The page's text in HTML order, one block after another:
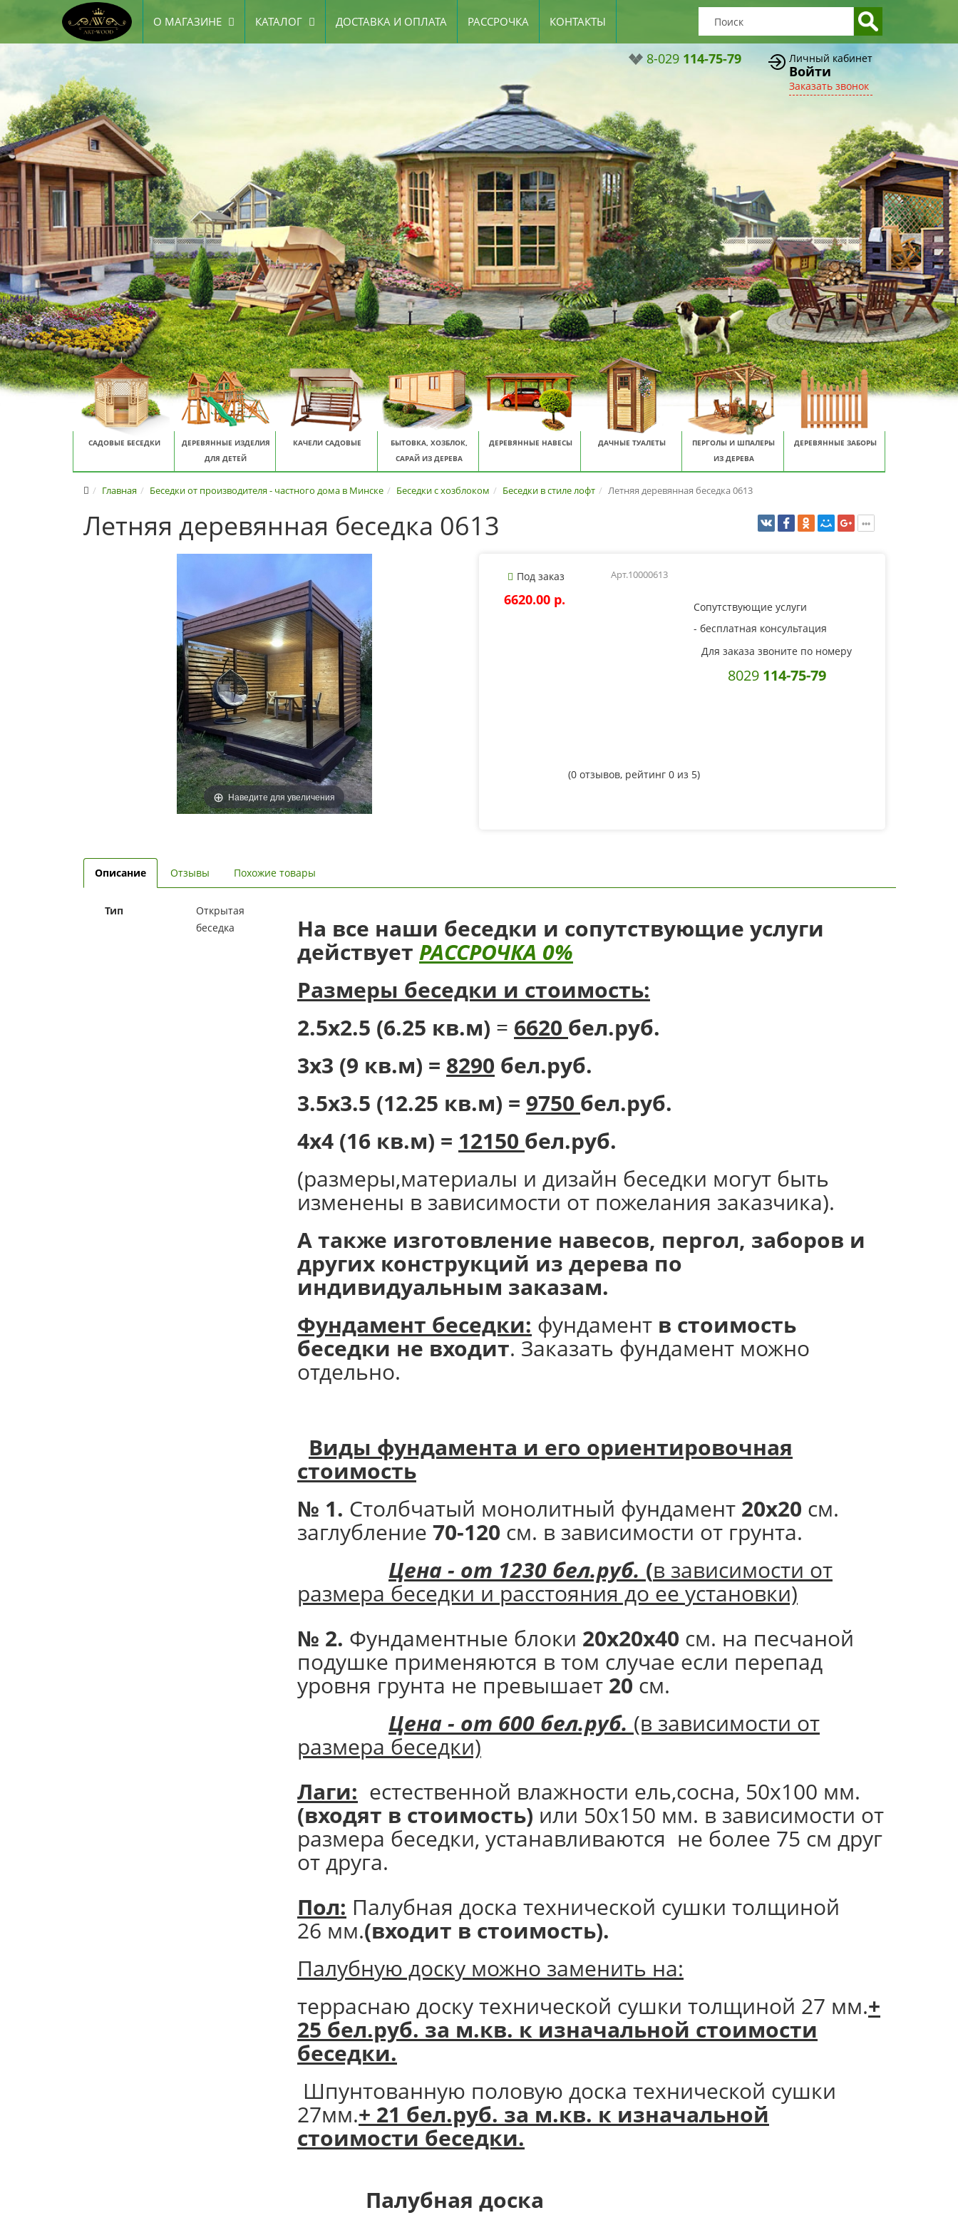
О МАГАЗИНЕ КАТАЛОГ ДОСТАВКА И ОПЛАТА РАССРОЧКА КОНТАКТЫ
8-029 114-75-79 Личный кабинет
Войти
Заказать звонок
САДОВЫЕ БЕСЕДКИ
ДЕРЕВЯННЫЕ ИЗДЕЛИЯ
ДЛЯ ДЕТЕЙ
КАЧЕЛИ САДОВЫЕ
БЫТОВКА, ХОЗБЛОК,
САРАЙ ИЗ ДЕРЕВА
ДЕРЕВЯННЫЕ НАВЕСЫ ДАЧНЫЕ ТУАЛЕТЫ
ПЕРГОЛЫ И ШПАЛЕРЫ
ИЗ ДЕРЕВА
ДЕРЕВЯННЫЕ ЗАБОРЫ
Главная Беседки от производителя - частного дома в Минске Беседки с хозблоком Беседки в стиле лофт Летняя деревянная беседка 0613
Летняя деревянная беседка 0613
Наведите для увеличения
Под заказ Арт.10000613
6620.00 p.
Сопутствующие услуги
- бесплатная консультация
Для заказа звоните по номеру
8029 114-75-79
(0 отзывов, рейтинг 0 из 5)
Описание Отзывы Похожие товары
Тип
Открытая
беседка
На все наши беседки и сопутствующие услуги
действует РАССРОЧКА 0%
Размеры беседки и стоимость:
2.5х2.5 (6.25 кв.м) = 6620 бел.руб.
3х3 (9 кв.м) = 8290 бел.руб.
3.5х3.5 (12.25 кв.м) = 9750 бел.руб.
4х4 (16 кв.м) = 12150 бел.руб.
(размеры,материалы и дизайн беседки могут быть
изменены в зависимости от пожелания заказчика).
А также изготовление навесов, пергол, заборов и
других конструкций из дерева по
индивидуальным заказам.
Фундамент беседки: фундамент в стоимость
беседки не входит. Заказать фундамент можно
отдельно.
Виды фундамента и его ориентировочная
стоимость
№ 1. Столбчатый монолитный фундамент 20х20 см.
заглубление 70-120 см. в зависимости от грунта.
Цена - от 1230 бел.руб. (в зависимости от
размера беседки и расстояния до ее установки)
№ 2. Фундаментные блоки 20х20х40 см. на песчаной
подушке применяются в том случае если перепад
уровня грунта не превышает 20 см.
Цена - от 600 бел.руб. (в зависимости от
размера беседки)
Лаги: естественной влажности ель,сосна, 50х100 мм.
(входят в стоимость) или 50х150 мм. в зависимости от
размера беседки, устанавливаются не более 75 см друг
от друга.
Пол: Палубная доска технической сушки толщиной
26 мм.(входит в стоимость).
Палубную доску можно заменить на:
терраснаю доску технической сушки толщиной 27 мм.+
25 бел.руб. за м.кв. к изначальной стоимости
беседки.
Шпунтованную половую доска технической сушки
27мм.+ 21 бел.руб. за м.кв. к изначальной
стоимости беседки.
Палубная доска